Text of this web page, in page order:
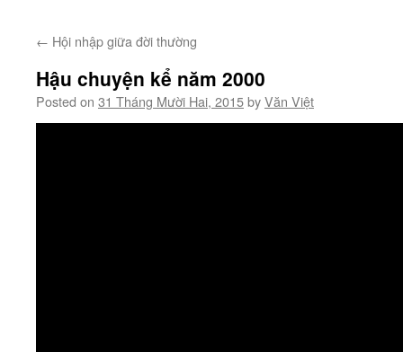
← Hội nhập giữa đời thường
Hậu chuyện kể năm 2000
Posted on 31 Tháng Mười Hai, 2015byVăn Việt